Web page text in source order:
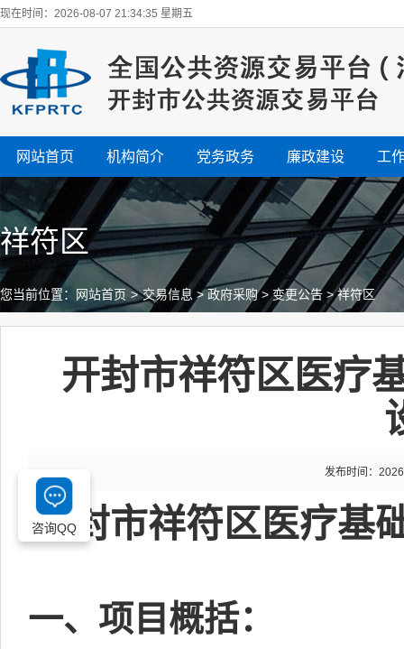
现在时间：2026-08-07 21:34:35 星期五
网站首页 机构简介 党务政务 廉政建设 工
祥符区
您当前位置： 网站首页 > 交易信息 >政府采购>变更公告 >祥符区
开封市祥符区医疗
发布时间：
开封市祥符区医疗基
一、项目概括：
咨询QQ